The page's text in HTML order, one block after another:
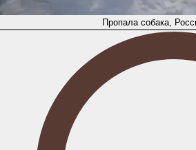
Пропала собака,